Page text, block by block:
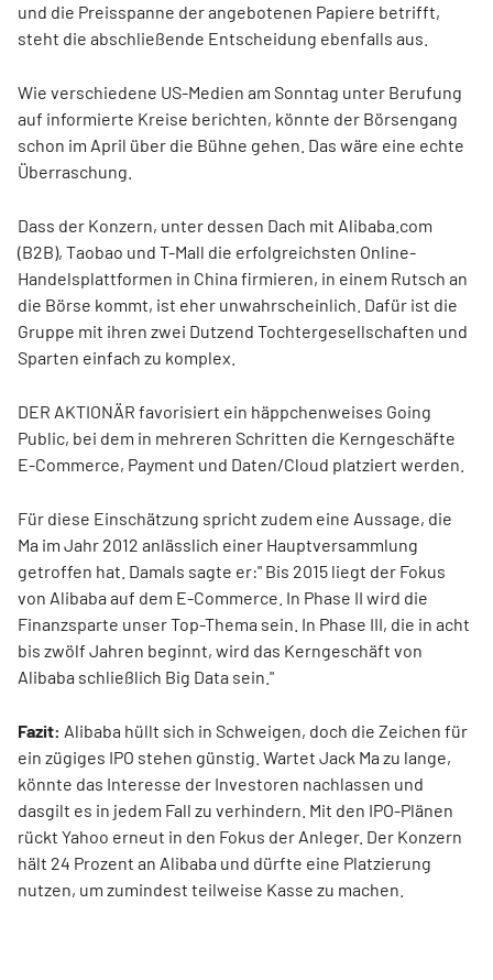
und die Preisspanne der angebotenen Papiere betrifft,
steht die abschließende Entscheidung ebenfalls aus.
Wie verschiedene US-Medien am Sonntag unter Berufung
auf informierte Kreise berichten, könnte der Börsengang
schon im April über die Bühne gehen. Das wäre eine echte
Überraschung.
Dass der Konzern, unter dessen Dach mit Alibaba.com
(B2B), Taobao und T-Mall die erfolgreichsten Online-
Handelsplattformen in China firmieren, in einem Rutsch an
die Börse kommt, ist eher unwahrscheinlich. Dafür ist die
Gruppe mit ihren zwei Dutzend Tochtergesellschaften und
Sparten einfach zu komplex.
DER AKTIONÄR favorisiert ein häppchenweises Going
Public, bei dem in mehreren Schritten die Kerngeschäfte
E-Commerce, Payment und Daten/Cloud platziert werden.
Für diese Einschätzung spricht zudem eine Aussage, die
Ma im Jahr 2012 anlässlich einer Hauptversammlung
getroffen hat. Damals sagte er:" Bis 2015 liegt der Fokus
von Alibaba auf dem E-Commerce. In Phase II wird die
Finanzsparte unser Top-Thema sein. In Phase III, die in acht
bis zwölf Jahren beginnt, wird das Kerngeschäft von
Alibaba schließlich Big Data sein."
Fazit: Alibaba hüllt sich in Schweigen, doch die Zeichen für
ein zügiges IPO stehen günstig. Wartet Jack Ma zu lange,
könnte das Interesse der Investoren nachlassen und
dasgilt es in jedem Fall zu verhindern. Mit den IPO-Plänen
rückt Yahoo erneut in den Fokus der Anleger. Der Konzern
hält 24 Prozent an Alibaba und dürfte eine Platzierung
nutzen, um zumindest teilweise Kasse zu machen.